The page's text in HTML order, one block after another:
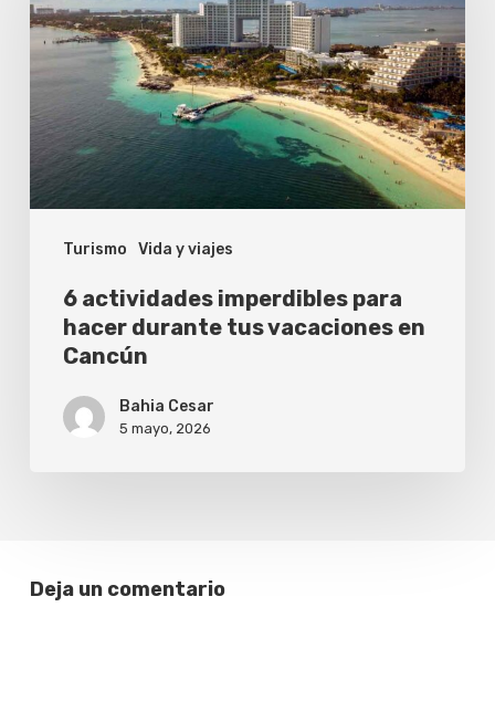
Turismo Vida y viajes
para
hacer
durante
tus
vacaciones
en
Cancún
6 actividades imperdibles para
hacer durante tus vacaciones en
Cancún
Bahia Cesar
5 mayo, 2026
Deja un comentario